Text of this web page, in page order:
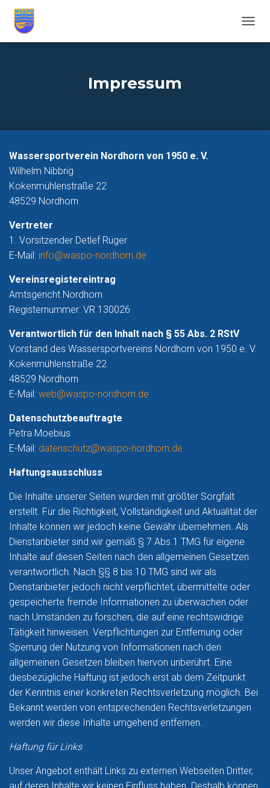
A
Impressum
Wassersportverein Nordhorn von 1950 e. V.
Wilhelm Nibbrig
Kokenmühlenstraße 22
48529 Nordhorn
Vertreter
1. Vorsitzender Detlef Rüger
E-Mail: info@waspo-nordhorn.de
Vereinsregistereintrag
Amtsgericht Nordhorn
Registernummer: VR 130026
Verantwortlich für den Inhalt nach § 55 Abs. 2 RStV
Vorstand des Wassersportvereins Nordhorn von 1950 e. V.
Kokenmühlenstraße 22
48529 Nordhorn
E-Mail: web@waspo-nordhorn.de
Datenschutzbeauftragte
Petra Moebius
E-Mail: datenschutz@waspo-nordhorn.de
Haftungsausschluss
Die Inhalte unserer Seiten wurden mit größter Sorgfalt
erstellt. Für die Richtigkeit, Vollständigkeit und Aktualität der
Inhalte können wir jedoch keine Gewähr übernehmen. Als
Dienstanbieter sind wir gemäß § 7 Abs.1 TMG für eigene
Inhalte auf diesen Seiten nach den allgemeinen Gesetzen
verantwortlich. Nach §§ 8 bis 10 TMG sind wir als
Dienstanbieter jedoch nicht verpflichtet, übermittelte oder
gespeicherte fremde Informationen zu überwachen oder
nach Umständen zu forschen, die auf eine rechtswidrige
Tätigkeit hinweisen. Verpflichtungen zur Entfernung oder
Sperrung der Nutzung von Informationen nach den
allgemeinen Gesetzen bleiben hiervon unberührt. Eine
diesbezügliche Haftung ist jedoch erst ab dem Zeitpunkt
der Kenntnis einer konkreten Rechtsverletzung möglich. Bei
Bekannt werden von entsprechenden Rechtsverletzungen
werden wir diese Inhalte umgehend entfernen.
Haftung für Links
Unser Angebot enthält Links zu externen Webseiten Dritter,